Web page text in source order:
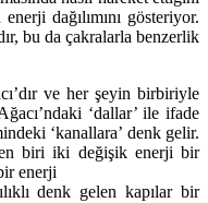
dağılımını gösteriyor.
bu da çakralarla benzerlik
ve her şeyin birbiriyle
‘dallar’ ile ifade
‘kanallara’ denk gelir.
biri iki değişik enerji bir
enerji
denk gelen kapılar bir